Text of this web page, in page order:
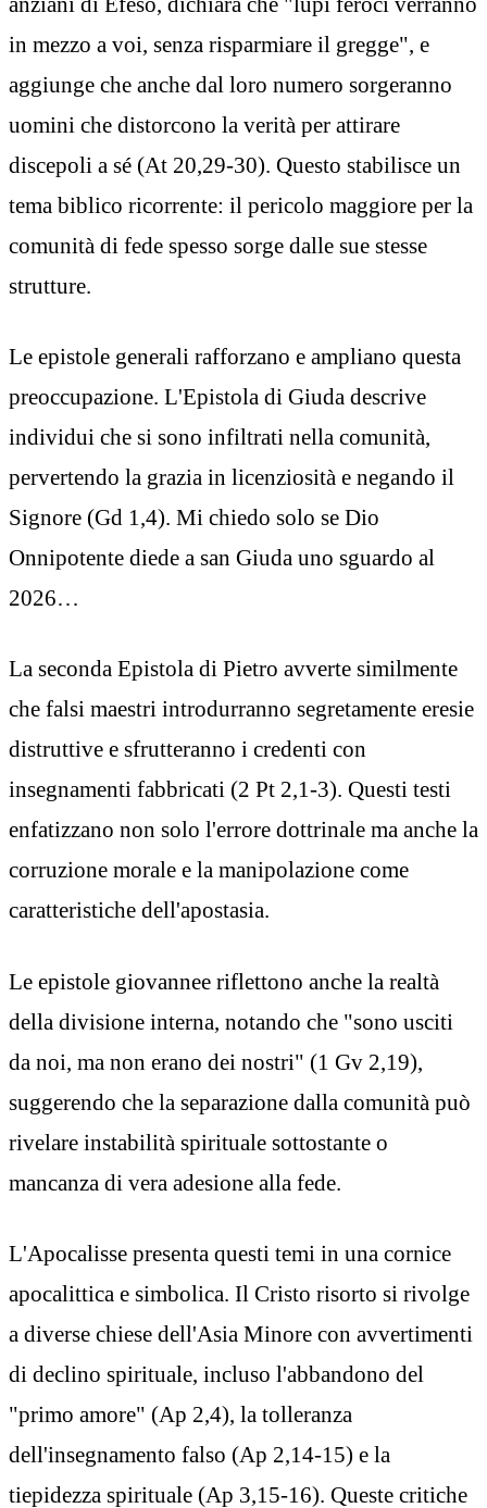
in mezzo a voi, senza risparmiare il gregge", e
aggiunge che anche dal loro numero sorgeranno
uomini che distorcono la verità per attirare
discepoli a sé (At 20,29-30). Questo stabilisce un
tema biblico ricorrente: il pericolo maggiore per la
comunità di fede spesso sorge dalle sue stesse
strutture.
Le epistole generali rafforzano e ampliano questa
preoccupazione. L'Epistola di Giuda descrive
individui che si sono infiltrati nella comunità,
pervertendo la grazia in licenziosità e negando il
Signore (Gd 1,4). Mi chiedo solo se Dio
Onnipotente diede a san Giuda uno sguardo al
2026…
La seconda Epistola di Pietro avverte similmente
che falsi maestri introdurranno segretamente eresie
distruttive e sfrutteranno i credenti con
insegnamenti fabbricati (2 Pt 2,1-3). Questi testi
enfatizzano non solo l'errore dottrinale ma anche la
corruzione morale e la manipolazione come
caratteristiche dell'apostasia.
Le epistole giovannee riflettono anche la realtà
della divisione interna, notando che "sono usciti
da noi, ma non erano dei nostri" (1 Gv 2,19),
suggerendo che la separazione dalla comunità può
rivelare instabilità spirituale sottostante o
mancanza di vera adesione alla fede.
L'Apocalisse presenta questi temi in una cornice
apocalittica e simbolica. Il Cristo risorto si rivolge
a diverse chiese dell'Asia Minore con avvertimenti
di declino spirituale, incluso l'abbandono del
"primo amore" (Ap 2,4), la tolleranza
dell'insegnamento falso (Ap 2,14-15) e la
tiepidezza spirituale (Ap 3,15-16). Queste critiche